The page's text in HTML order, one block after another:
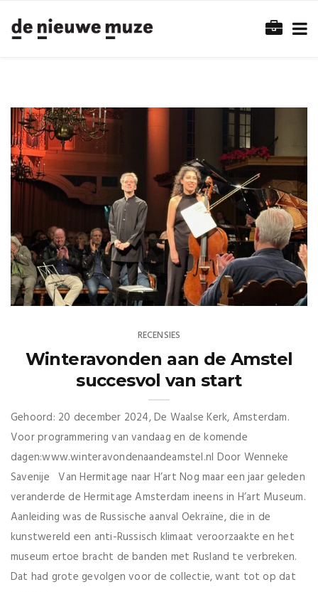
RECENSIES
Winteravonden aan de Amstel
succesvol van start
Gehoord: 20 december 2024, De Waalse Kerk, Amsterdam.
Voor programmering van vandaag en de komende
dagen:www.winteravondenaandeamstel.nl Door Wenneke
Savenije Van Hermitage naar H’art Nog maar een jaar geleden
veranderde de Hermitage Amsterdam ineens in H’art Museum.
Aanleiding was de Russische aanval Oekraïne, die in de
kunstwereld een anti-Russisch klimaat veroorzaakte en het
museum ertoe bracht de banden met Rusland te verbreken.
Dat had grote gevolgen voor de collectie, want tot op dat